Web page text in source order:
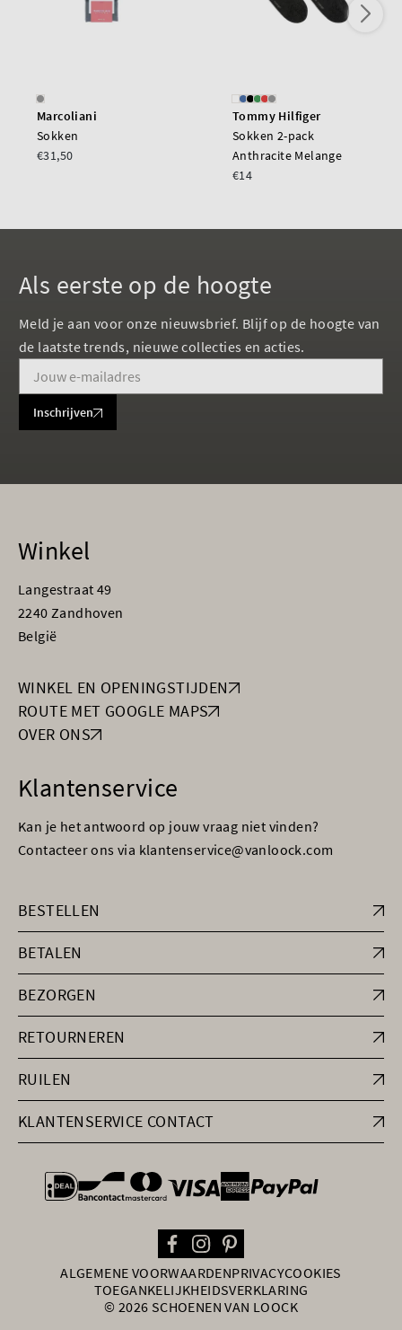
Marcoliani
Sokken
€31,50
Tommy Hilfiger
Sokken 2-pack
Anthracite Melange
€14
Als eerste op de hoogte
Meld je aan voor onze nieuwsbrief. Blijf op de hoogte van
de laatste trends, nieuwe collecties en acties.
Inschrijven
Winkel
Langestraat 49
2240 Zandhoven
België
WINKEL EN OPENINGSTIJDEN
ROUTE MET GOOGLE MAPS
OVER ONS
Klantenservice
Kan je het antwoord op jouw vraag niet vinden?
Contacteer ons via klantenservice@vanloock.com
BESTELLEN
BETALEN
BEZORGEN
RETOURNEREN
RUILEN
KLANTENSERVICE CONTACT
general.paymentOptions
ALGEMENE VOORWAARDENPRIVACYCOOKIES
TOEGANKELIJKHEIDSVERKLARING
© 2026 SCHOENEN VAN LOOCK